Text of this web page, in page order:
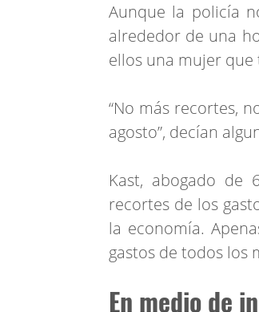
Aunque la policía
alrededor de una
ellos una mujer
“No más recortes,
agosto”, decían
Kast, abogado de
recortes de los
la economía.
gastos de todos los
En medio de